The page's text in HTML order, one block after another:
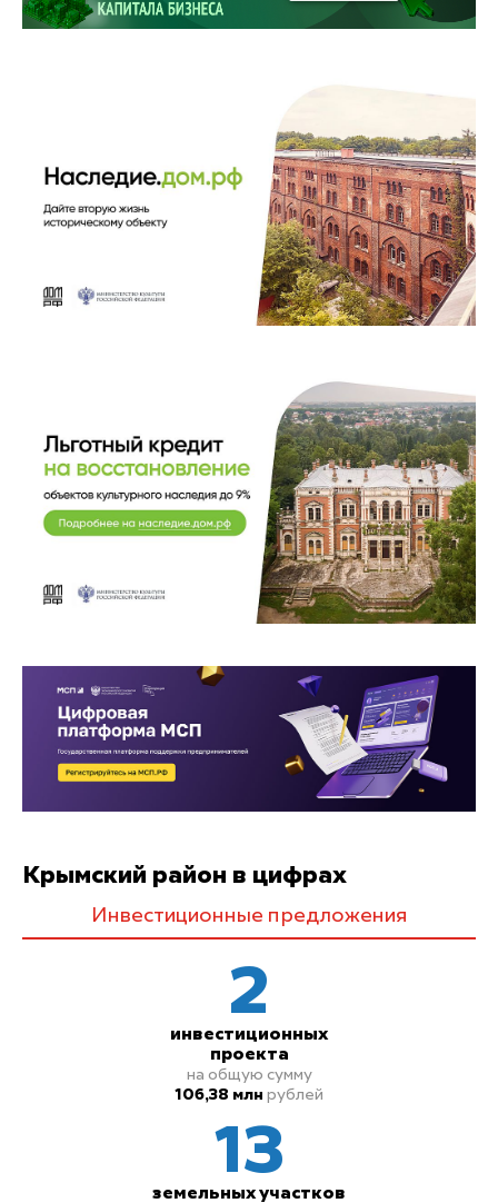
Крымский район в цифрах
Инвестиционные предложения
2
инвестиционных
проекта
на общую сумму
106,38 млн рублей
13
земельныхучастков